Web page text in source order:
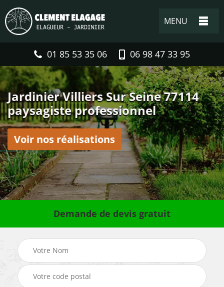
MENU
01 85 53 35 06 06 98 47 33 95
Jardinier Villiers Sur Seine 77114
paysagiste professionnel
Voir nos réalisations
Demande de devis gratuit